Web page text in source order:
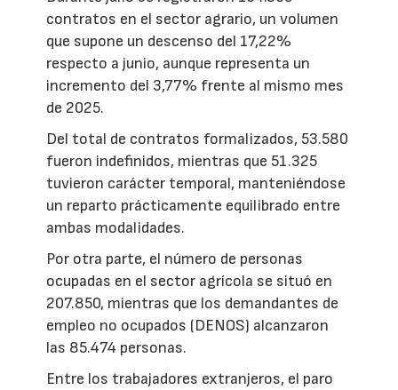
contratos en el sector agrario, un volumen
que supone un descenso del 17,22%
respecto a junio, aunque representa un
incremento del 3,77% frente al mismo mes
de 2025.
Del total de contratos formalizados, 53.580
fueron indefinidos, mientras que 51.325
tuvieron carácter temporal, manteniéndose
un reparto prácticamente equilibrado entre
ambas modalidades.
Por otra parte, el número de personas
ocupadas en el sector agrícola se situó en
207.850, mientras que los demandantes de
empleo no ocupados (DENOS) alcanzaron
las 85.474 personas.
Entre los trabajadores extranjeros, el paro